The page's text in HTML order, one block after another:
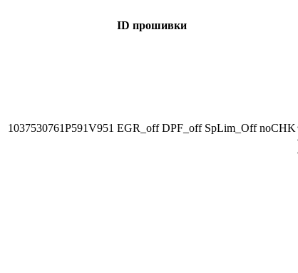
ID прошивки
1037530761P591V951 EGR_off DPF_off SpLim_Off noCHK